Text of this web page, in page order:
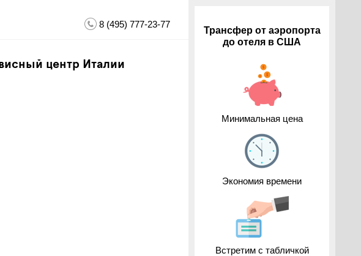
8 (495) 777-23-77
центр Италии
Трансфер от аэропорта
до отеля в США
Минимальная цена
Экономия времени
Встретим с табличкой